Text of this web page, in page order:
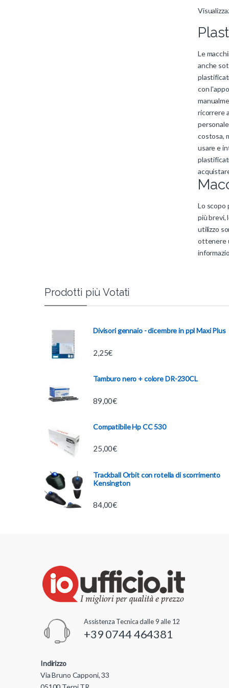
Le
anche
con
ricorrere
costosa,
usare e
Lo scopo
più brevi,
utilizzo
ottenere
Prodotti più Votati
Divisori gennaio - dicembre in ppl Maxi Plus
2,25€
Tamburo nero + colore DR-230CL
89,00€
Compatibile Hp CC 530
25,00€
Trackball Orbit con rotella di scorrimento
Kensington
84,00€
Assistenza Tecnica dalle 9 alle 12
+39 0744 464381
Indirizzo
Via Bruno Capponi, 33